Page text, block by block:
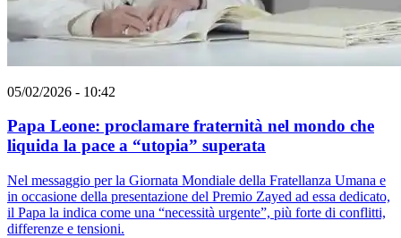
05/02/2026 - 10:42
Papa Leone: proclamare fraternità nel mondo che
liquida la pace a “utopia” superata
Nel messaggio per la Giornata Mondiale della Fratellanza Umana e
in occasione della presentazione del Premio Zayed ad essa dedicato,
il Papa la indica come una “necessità urgente”, più forte di conflitti,
differenze e tensioni.